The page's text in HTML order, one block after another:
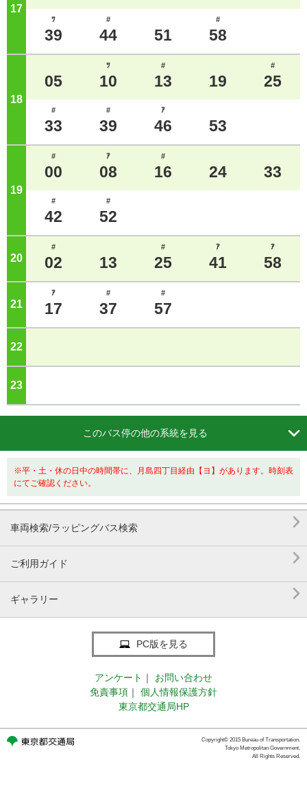
17 ジ
ﾂ
39
#
44 51
#
58
18 ジ
05
ﾂ
10
#
13 19
#
25
#
33
#
39
ｱ
46 53
19 ジ
#
00
ｱ
08
#
16 24 33
#
42
#
52
20
#
02 13
#
25
ｱ
41
ｱ
58
21
ｱ
17
#
37
#
57
22
23
このバス停の他の系統を見る 
※平・土・休の日中の時間帯に、月島四丁目経由【ヨ】があります。時刻表
にてご確認ください。
車両検索/ラッピングバス検索 
ご利用ガイド 
ギャラリー 
PC版を見る
アンケート ｜
お問い合わせ
免責事項 ｜
個人情報保護方針
東京都交通局HP
Copyright© 2015 Bureau of Transportation.
Tokyo Metropolitan Government.
All Rights Reserved.